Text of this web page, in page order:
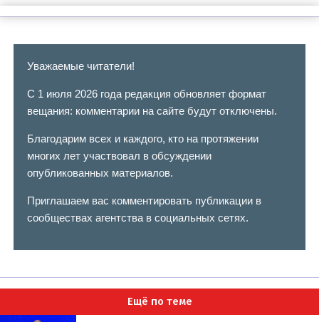
Уважаемые читатели!
С 1 июля 2026 года редакция обновляет формат
вещания: комментарии на сайте будут отключены.
Благодарим всех и каждого, кто на протяжении
многих лет участвовал в обсуждении
опубликованных материалов.
Приглашаем вас комментировать публикации в
сообществах агентства в социальных сетях.
Ещё по теме